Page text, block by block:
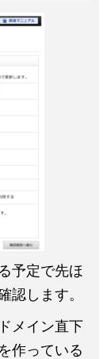
予定で先ほ
認します。
メイン直下
作っている